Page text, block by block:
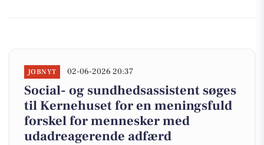
JOBNYT 02-06-2026 20:37
Social- og sundhedsassistent søges
til Kernehuset for en meningsfuld
forskel for mennesker med
udadreagerende adfærd